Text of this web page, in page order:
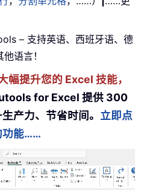
– 支持英语、西班牙语、德
语言！
提升您的 Excel 技能，
for Excel 提供 300
产力、节省时间。 立即点
功能……